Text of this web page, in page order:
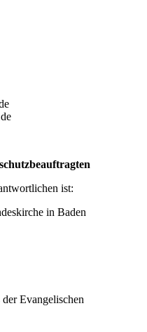
ist:
in Baden
Evangelischen